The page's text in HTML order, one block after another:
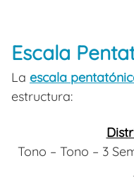
Escala
La escala
estructura:
Tono – Tono – 3